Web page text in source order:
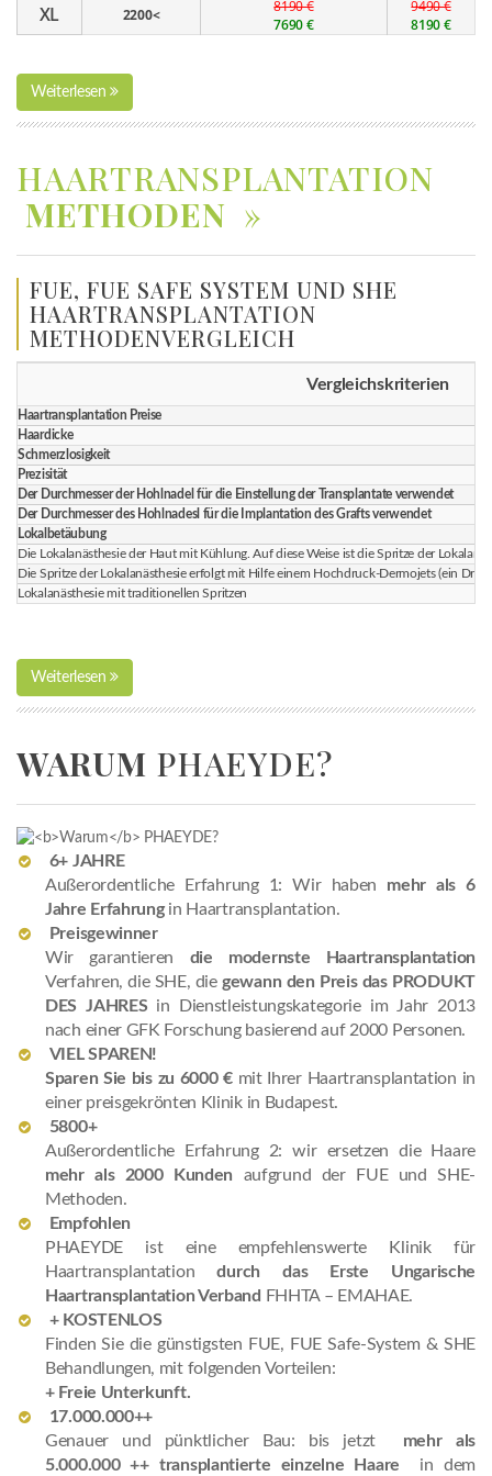
XL 2200<
8190 €
7690 €
9490 €
8190 €
Weiterlesen
HAARTRANSPLANTATION
METHODEN »
FUE, FUE SAFE SYSTEM UND SHE
HAARTRANSPLANTATION
METHODENVERGLEICH
Vergleichskriterien
Haartransplantation Preise
Haardicke
Schmerzlosigkeit
Prezisität
Der Durchmesser der Hohlnadel für die Einstellung der Transplantate verwendet
Der Durchmesser des Hohlnadesl für die Implantation des Grafts verwendet
Lokalbetäubung
Die Lokalanästhesie der Haut mit Kühlung. Auf diese Weise ist die Spritze der
Die Spritze der Lokalanästhesie erfolgt mit Hilfe einem Hochdruck-Dermojets (ein
Lokalanästhesie mit traditionellen Spritzen
Weiterlesen
WARUM PHAEYDE?
6+ JAHRE
Außerordentliche Erfahrung 1: Wir haben mehr als 6
Jahre Erfahrungin Haartransplantation.
Preisgewinner
Wir garantieren die modernste Haartransplantation
Verfahren, die SHE, diegewann den Preis das PRODUKT
DES JAHRES in Dienstleistungskategorie im Jahr 2013
nach einer GFK Forschung basierend auf 2000 Personen.
VIEL SPAREN!
Sparen Sie bis zu 6000 € mit Ihrer Haartransplantation in
einer preisgekrönten Klinik in Budapest.
5800+
Außerordentliche Erfahrung 2: wir ersetzen die Haare
mehr als 2000 Kunden aufgrund der FUE und SHE-
Methoden.
Empfohlen
PHAEYDE ist eine empfehlenswerte Klinik für
Haartransplantationdurch das Erste Ungarische
Haartransplantation Verband
FHHTA – EMAHAE.
+ KOSTENLOS
Finden Sie die günstigsten FUE, FUE Safe-System & SHE
Behandlungen, mit folgenden Vorteilen:
+ Freie Unterkunft.
17.000.000++
Genauer und pünktlicher Bau: bis jetzt
mehr als
5.000.000 ++ transplantierte einzelne Haare
in dem